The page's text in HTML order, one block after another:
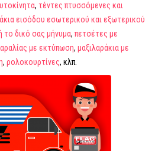
, τέντες πτυσσόμενες και
εισόδου εσωτερικού και εξωτερικού
δικό σας μήνυμα,πετσέτες με
με εκτύπωση, μαξιλαράκια με
, ρολοκουρτίνες, κλπ.